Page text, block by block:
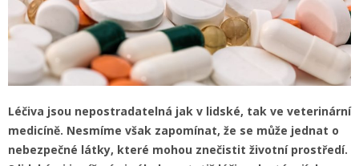
Léčiva jsou nepostradatelná jak v lidské, tak ve veterinární
medicíně. Nesmíme však zapomínat, že se může jednat o
nebezpečné látky, které mohou znečistit životní prostředí.